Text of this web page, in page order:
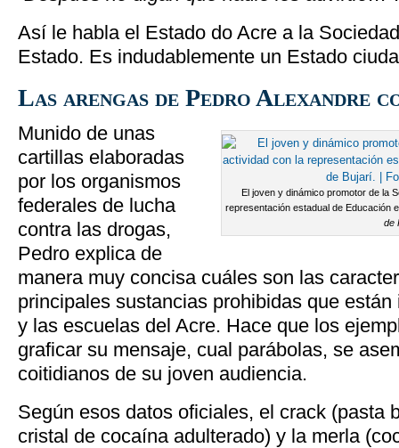
Así le habla el Estado do Acre a la
Estado. Es indudablemente un Estado
Las arengas de Pedro Alexandre
El joven y dinámico promotor de la
representación estadual de Educación
de
Munido de unas
cartillas elaboradas
por los organismos
federales de lucha
contra las drogas,
Pedro explica de
manera muy concisa cuáles son las
principales sustancias prohibidas que
y las escuelas del Acre. Hace que los
graficar su mensaje, cual parábolas, se
coitidianos de su joven audiencia.
Según esos datos oficiales, el crack (pasta
cristal de cocaína adulterado) y la merla